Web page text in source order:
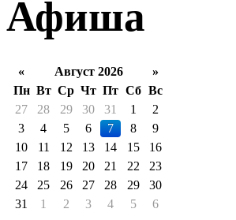
Афиша
« Август 2026
»
Пн Вт Ср Чт Пт Сб Вс
27
28 29 30 31 1
2
3
4 5 6 7 8
9
10
11 12 13 14 15
16
17
18 19 20 21 22
23
24
25 26 27 28 29
30
31
1 2 3 4 5 6